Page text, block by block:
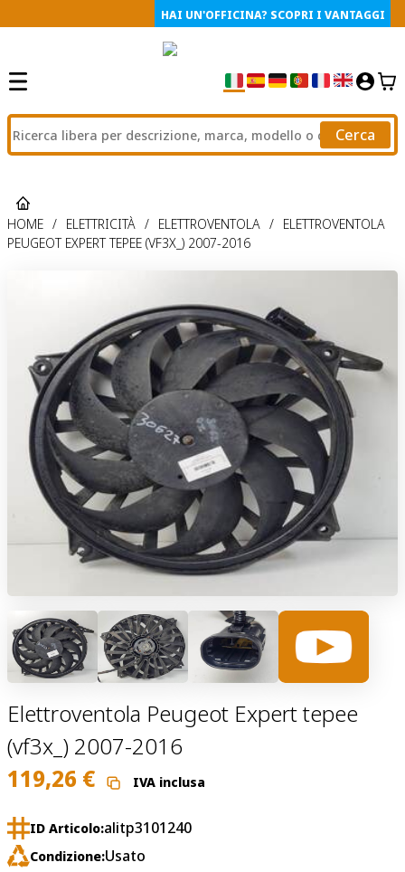
HAI UN'OFFICINA? SCOPRI I VANTAGGI
Cerca
HOME / ELETTRICITÀ / ELETTROVENTOLA / ELETTROVENTOLA
PEUGEOT EXPERT TEPEE (VF3X_) 2007-2016
Elettroventola Peugeot Expert tepee
(vf3x_) 2007-2016
119,26 € IVA inclusa
ID Articolo:alitp3101240
Condizione:Usato